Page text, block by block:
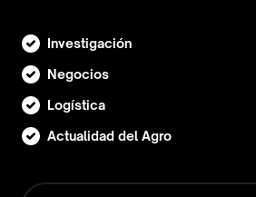
Investigación
Negocios
Logística
Actualidad del Agro